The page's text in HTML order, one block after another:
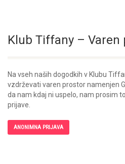
Klub Tiffany – Varen
Na vseh naših dogodkih v Klubu
vzdrževati varen prostor namenjen
da nam kdaj ni uspelo, nam prosim
prijave.
ANONIMNA PRIJAVA